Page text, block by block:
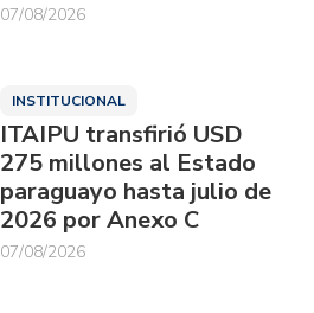
07/08/2026
INSTITUCIONAL
ITAIPU transfirió USD
275 millones al Estado
paraguayo hasta julio de
2026 por Anexo C
07/08/2026